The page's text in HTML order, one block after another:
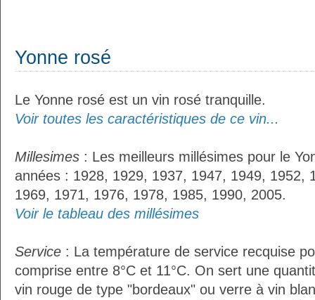
Yonne rosé
Le Yonne rosé est un vin rosé tranquille.
Voir toutes les caractéristiques de ce vin...
Millesimes : Les meilleurs millésimes pour le
années : 1928, 1929, 1937, 1947, 1949, 1952,
1969, 1971, 1976, 1978, 1985, 1990, 2005.
Voir le tableau des millésimes
Service : La température de service recquise
comprise entre 8°C et 11°C. On sert une
vin rouge de type "bordeaux" ou verre à vin